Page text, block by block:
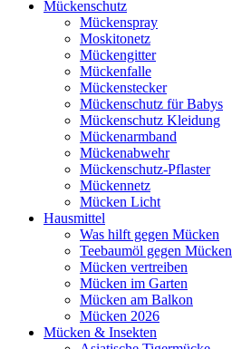
Mückenschutz
Mückenspray
Moskitonetz
Mückengitter
Mückenfalle
Mückenstecker
Mückenschutz für Babys
Mückenschutz Kleidung
Mückenarmband
Mückenabwehr
Mückenschutz-Pflaster
Mückennetz
Mücken Licht
Hausmittel
Was hilft gegen Mücken
Teebaumöl gegen Mücken
Mücken vertreiben
Mücken im Garten
Mücken am Balkon
Mücken 2026
Mücken & Insekten